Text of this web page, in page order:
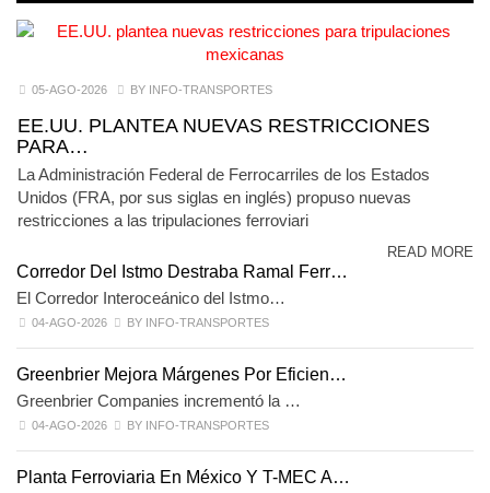
05-AGO-2026 BY INFO-TRANSPORTES
EE.UU. PLANTEA NUEVAS RESTRICCIONES
PARA…
La Administración Federal de Ferrocarriles de los Estados
Unidos (FRA, por sus siglas en inglés) propuso nuevas
restricciones a las tripulaciones ferroviari
READ MORE
Corredor Del Istmo Destraba Ramal Ferr…
El Corredor Interoceánico del Istmo…
04-AGO-2026 BY INFO-TRANSPORTES
Greenbrier Mejora Márgenes Por Eficien…
Greenbrier Companies incrementó la …
04-AGO-2026 BY INFO-TRANSPORTES
Planta Ferroviaria En México Y T-MEC A…